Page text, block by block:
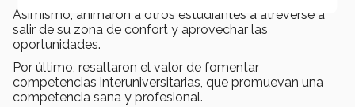
Asimismo, animaron a otros estudiantes a atreverse a
salir de su zona de confort y aprovechar las
oportunidades.
Por último, resaltaron el valor de fomentar
competencias interuniversitarias, que promuevan una
competencia sana y profesional.